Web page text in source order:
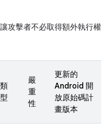
攻擊者不必取得額外執行權
類
型
嚴
重
性
更新的
Android 開
放原始碼計
畫版本